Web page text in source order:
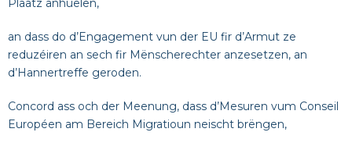
Plaatz anhuelen,
an dass do d’Engagement vun der EU fir d’Armut ze
reduzéiren an sech fir Mënscherechter anzesetzen, an
d’Hannertreffe geroden.
Concord ass och der Meenung, dass d’Mesuren vum Conseil
Européen am Bereich Migratioun neischt brëngen,